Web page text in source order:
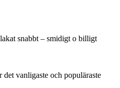
snabbt – smidigt o billigt
vanligaste och populäraste